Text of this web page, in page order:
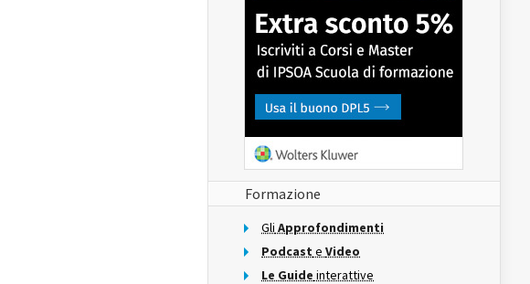
Formazione
Gli Approfondimenti
Podcast e Video
Le Guide interattive